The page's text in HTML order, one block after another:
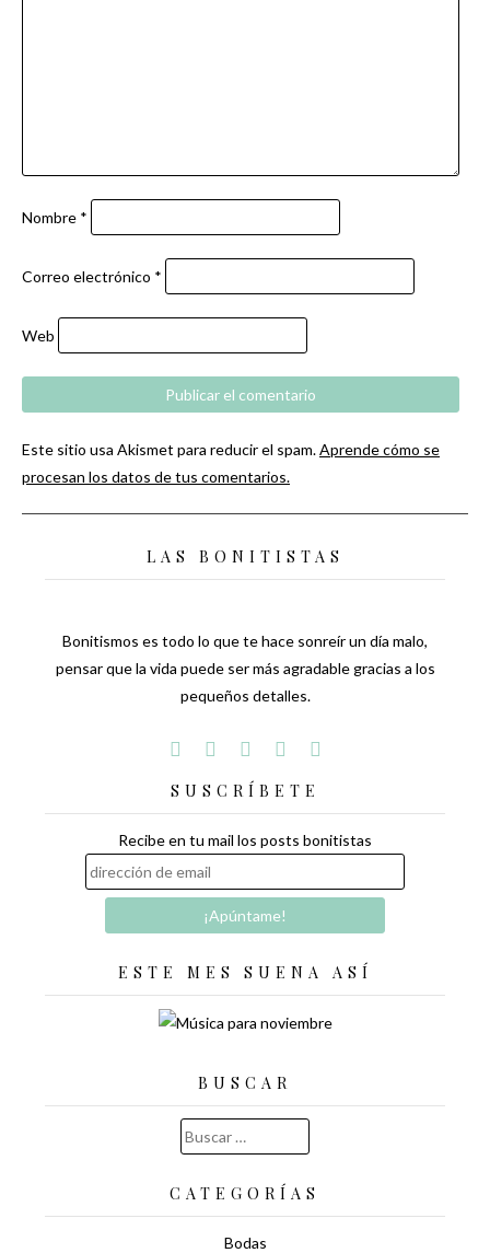
Nombre *
Correo electrónico *
Web
Este sitio usa Akismet para reducir el spam.Aprende cómo se
procesan los datos de tus comentarios.
LAS BONITISTAS
Bonitismos es todo lo que te hace sonreír un día malo,
pensar que la vida puede ser más agradable gracias a los
pequeños detalles.
SUSCRÍBETE
Recibe en tu mail los posts bonitistas
ESTE MES SUENA ASÍ
BUSCAR
Buscar:
CATEGORÍAS
Bodas